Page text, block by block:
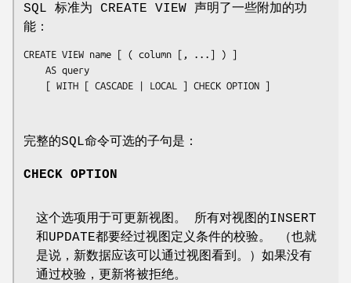
SQL 标准为 CREATE VIEW 声明了一些附加的功
能：
CREATE VIEW name [ ( column [, ...] ) ]
完整的SQL命令可选的子句是：
CHECK OPTION
这个选项用于可更新视图。 所有对视图的INSERT
和UPDATE都要经过视图定义条件的校验。 （也就
是说，新数据应该可以通过视图看到。）如果没有
通过校验，更新将被拒绝。